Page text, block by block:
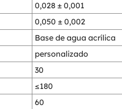
0,028 ± 0,001
0,050 ± 0,002
Base de agua acrílica
personalizado
30
≤180
60